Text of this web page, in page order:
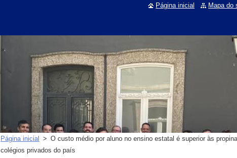
Página inicial > O custo médio por aluno no ensino estatal é superior às
colégios privados do país
Página inicial Mapa do